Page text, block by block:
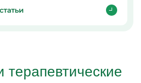
терапевтические